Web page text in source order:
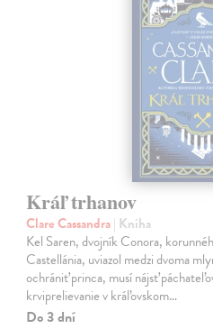
Kráľ trhanov
Clare Cassandra| Kniha
Kel Saren, dvojník Conora,
Castellánia, uviazol medzi dvoma
ochrániť princa, musí nájsť
krviprelievanie v kráľovskom…
Do 3 dní